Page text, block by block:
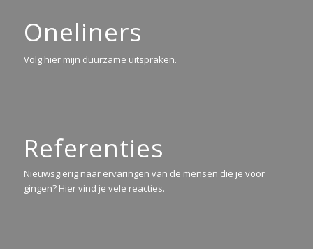
Oneliners
Volg hier mijn duurzame uitspraken.
Referenties
Nieuwsgierig naar ervaringen van de mensen die je voor
gingen? Hier vind je vele reacties.